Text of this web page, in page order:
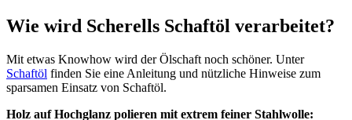
Wie wird Scherells Schaftöl verarbeitet?
Mit etwas Knowhow wird der Ölschaft noch schöner. Unter
Schaftöl finden Sie eine Anleitung und nützliche Hinweise zum
sparsamen Einsatz von Schaftöl.
Holz auf Hochglanz polieren mit extrem feiner Stahlwolle: